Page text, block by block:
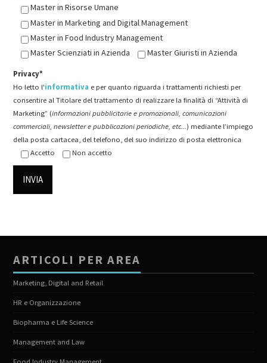
Master in Risorse Umane
Master in Marketing and Digital Management
Master in Food Industry Management
Master Scienziati in Azienda
Master Giuristi in Azienda
Privacy*
Ho letto l'informativa e per quanto riguarda i trattamenti richiesti per
consentire al Titolare del trattamento di realizzare la finalità di “Attività di
Marketing” (informazioni pubblicitarie e promozionali, comunicazioni
commerciali, newsletter e pubblicazioni periodiche, etc...) mediante l’impiego
della posta cartacea, del telefono, del suo indirizzo di posta elettronica
Accetto
Non accetto
ARTICOLI PER AREA
Marketing, Digital and Retail
HR e Organizzazione
Biopharma e Life Science
Management and Law